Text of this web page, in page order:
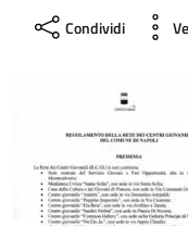
Condividi